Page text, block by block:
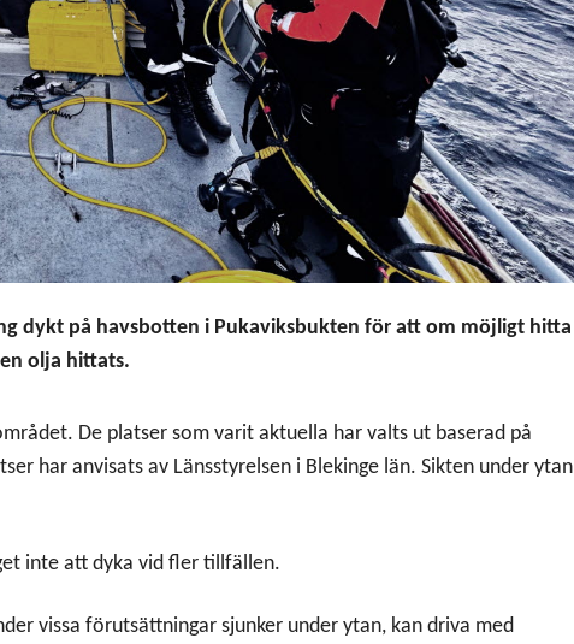
dykt på havsbotten i Pukaviksbukten för att om möjligt hitta
olja hittats.
De platser som varit aktuella har valts ut baserad på
har anvisats av Länsstyrelsen i Blekinge län. Sikten under ytan
inte att dyka vid fler tillfällen.
vissa förutsättningar sjunker under ytan, kan driva med